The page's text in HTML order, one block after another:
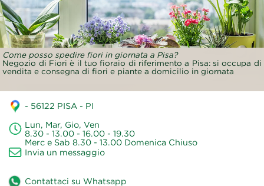
- 56122 PISA - PI
Lun, Mar, Gio, Ven
8.30 - 13.00 - 16.00 - 19.30
Merc e Sab 8.30 - 13.00 Domenica Chiuso
Invia un messaggio
Come posso spedire fiori in giornata a Pisa?
Negozio di Fiori è il tuo fioraio di riferimento a Pisa: si occupa di
vendita e consegna di fiori e piante a domicilio in giornata
Contattaci su Whatsapp